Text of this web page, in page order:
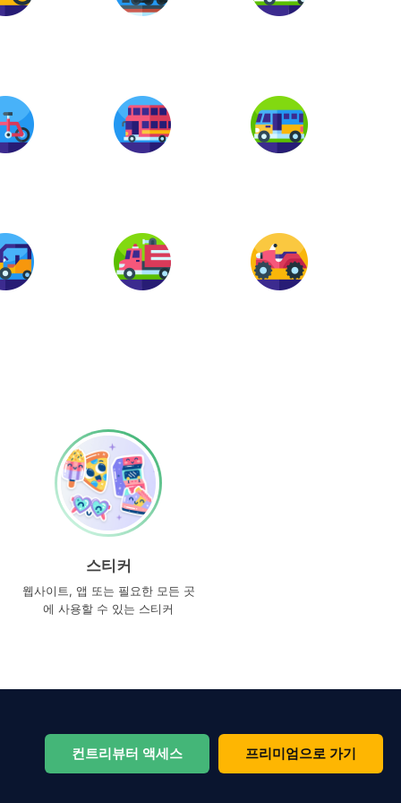
스티커
웹사이트, 앱 또는 필요한 모든 곳
에 사용할 수 있는 스티커
컨트리뷰터 액세스 프리미엄으로 가기